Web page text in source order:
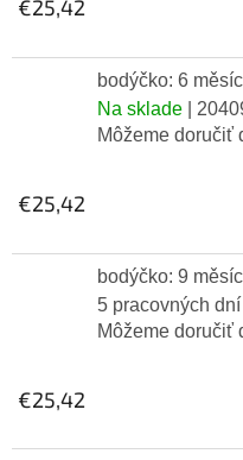
€25,42
bodýčko: 6
Na sklade
|
Môžeme doručiť
€25,42
bodýčko: 9
5 pracovných dní
Môžeme doručiť
€25,42